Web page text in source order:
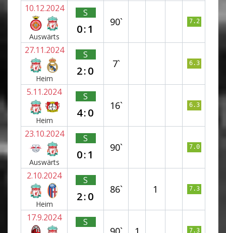
10.12.2024
Auswärts
S
0:1
90` 7.2
27.11.2024
Heim
S
2:0
7` 6.3
5.11.2024
Heim
S
4:0
16` 6.3
23.10.2024
Auswärts
S
0:1
90` 7.0
2.10.2024
Heim
S
2:0
86` 1 7.3
17.9.2024 S
7.3